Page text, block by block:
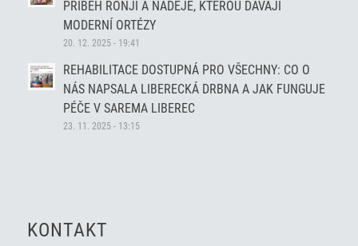
PŘÍBĚH RONJI A NADĚJE, KTEROU DÁVAJÍ
MODERNÍ ORTÉZY
20. 12. 2025 - 19:41
REHABILITACE DOSTUPNÁ PRO VŠECHNY: CO O
NÁS NAPSALA LIBERECKÁ DRBNA A JAK FUNGUJE
PÉČE V SAREMA LIBEREC
23. 11. 2025 - 13:15
KONTAKT